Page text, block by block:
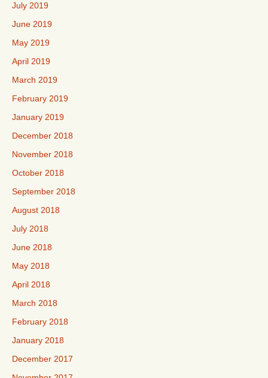
July 2019
June 2019
May 2019
April 2019
March 2019
February 2019
January 2019
December 2018
November 2018
October 2018
September 2018
August 2018
July 2018
June 2018
May 2018
April 2018
March 2018
February 2018
January 2018
December 2017